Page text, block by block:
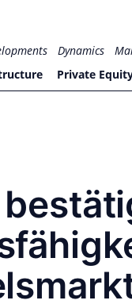
Dynamics
Private